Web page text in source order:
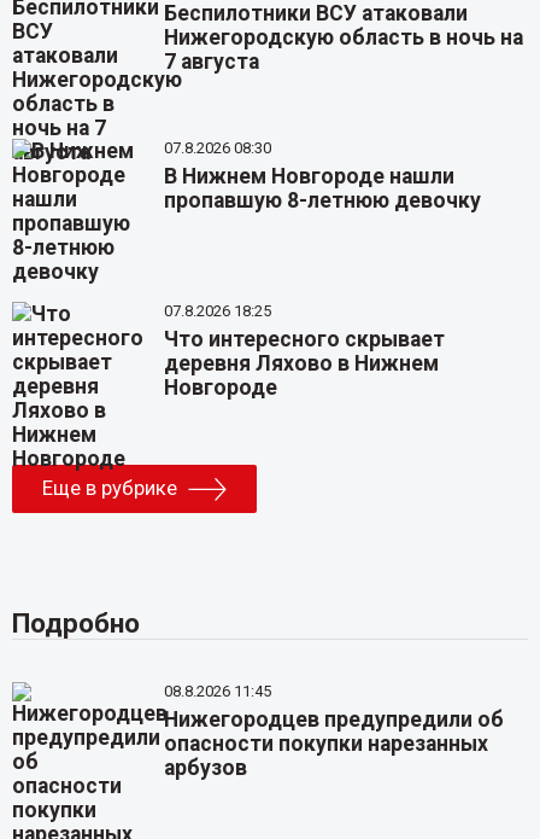
Беспилотники ВСУ атаковали
Нижегородскую область в ночь на
7 августа
07.8.2026 08:30
В Нижнем Новгороде нашли
пропавшую 8-летнюю девочку
07.8.2026 18:25
Что интересного скрывает
деревня Ляхово в Нижнем
Новгороде
Еще в рубрике
Подробно
08.8.2026 11:45
Нижегородцев предупредили об
опасности покупки нарезанных
арбузов